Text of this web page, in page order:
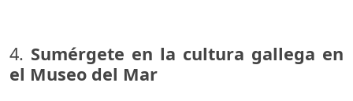
4. Sumérgete en la cultura gallega en
el Museo del Mar